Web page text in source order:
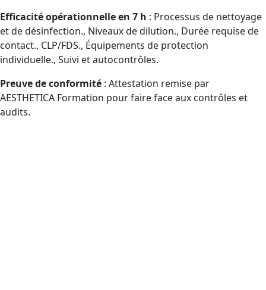
Efficacité opérationnelle en 7 h : Processus de nettoyage
et de désinfection., Niveaux de dilution., Durée requise de
contact., CLP/FDS., Équipements de protection
individuelle., Suivi et autocontrôles.
Preuve de conformité : Attestation remise par
AESTHETICA Formation pour faire face aux contrôles et
audits.